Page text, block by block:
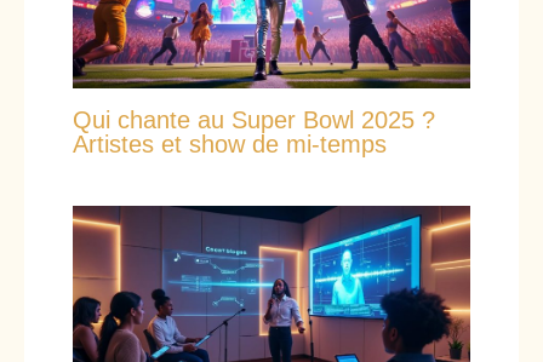
Qui chante au Super Bowl 2025 ?
Artistes et show de mi-temps